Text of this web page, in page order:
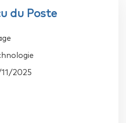
du Poste
2025